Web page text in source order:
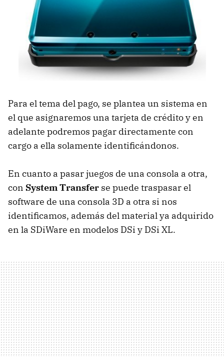
Para el tema del pago, se plantea un sistema en
el que asignaremos una tarjeta de crédito y en
adelante podremos pagar directamente con
cargo a ella solamente identificándonos.
En cuanto a pasar juegos de una consola a otra,
con System Transfer se puede traspasar el
software de una consola 3D a otra si nos
identificamos, además del material ya adquirido
en la SDiWare en modelos DSi y DSi XL.